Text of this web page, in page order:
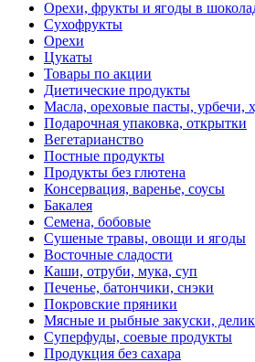
Орехи, фрукты и ягоды в
Сухофрукты
Орехи
Цукаты
Товары по акции
Диетические продукты
Масла, ореховые пасты, урбечи,
Подарочная упаковка, открытки
Вегетарианство
Постные продукты
Продукты без глютена
Консервация, варенье, соусы
Бакалея
Семена, бобовые
Сушеные травы, овощи и ягоды
Восточные сладости
Каши, отруби, мука, суп
Печенье, батончики, снэки
Покровские пряники
Мясные и рыбные закуски,
Суперфуды, соевые продукты
Продукция без сахара